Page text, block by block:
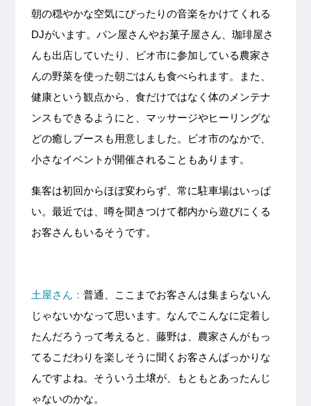
朝の穏やかな空気にぴったりの音楽をかけてくれる
DJがいます。パン屋さんやお菓子屋さん、珈琲屋さ
んも出店していたり、ビオ市に参加している農家さ
んの野菜を使った朝ごはんも食べられます。また、
健康という観点から、食だけではなく体のメンテナ
ンスもできるようにと、マッサージやヒーリングな
どの癒しブースも用意しました。ビオ市のなかで、
小さなイベントが開催されることもあります。
集客は初回からほぼ変わらず、常に駐車場はいっぱ
い。最近では、噂を聞きつけて都内から遊びにくる
お客さんもいるそうです。
土屋さん： 普通、ここまでお客さんは集まらないん
じゃないかなって思います。なんでこんなに定着し
たんだろうって考えると、藤野は、農家さんがもっ
てるこだわりを楽しそうに聞くお客さんばっかりな
んですよね。そういう土壌が、もともとあったんじ
ゃないのかな。